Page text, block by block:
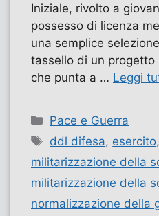
Iniziale, rivolto a
possesso di licenza
una semplice
tassello di un progetto
che punta a … Leggi
Categorie
Pace e Guerra
Tag
ddl difesa, esercito,
militarizzazione della
militarizzazione della
normalizzazione della